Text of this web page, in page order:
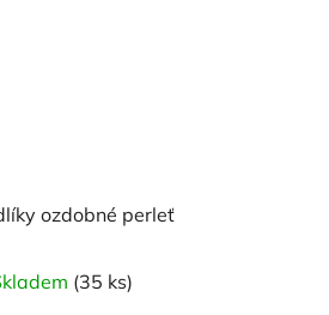
ozdobné perleť
(35 ks)